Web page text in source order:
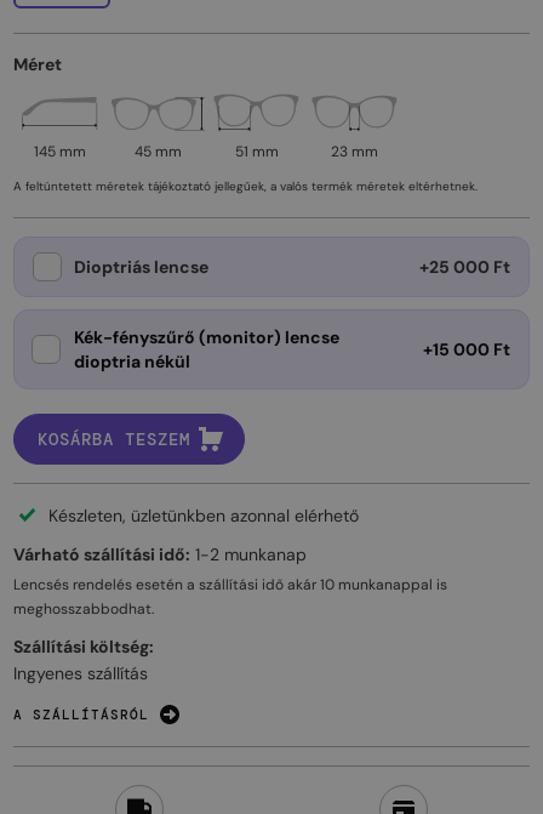
Méret
145 mm 45 mm 51 mm 23 mm
A feltüntetett méretek tájékoztató jellegűek, a valós termék méretek eltérhetnek.
Dioptriás lencse +25 000 Ft
Kék-fényszűrő (monitor) lencse
dioptria nékül
+15 000 Ft
KOSÁRBA TESZEM
Készleten, üzletünkben azonnal elérhető
Várható szállítási idő: 1-2 munkanap
Lencsés rendelés esetén a szállítási idő akár10 munkanappal is
meghosszabbodhat.
Szállítási költség:
Ingyenes szállítás
A SZÁLLÍTÁSRÓL